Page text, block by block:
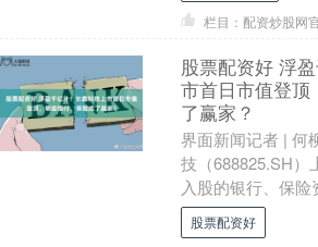
栏目：配资炒股网
股票配资好 浮
市首日市值登顶
了赢家？
界面新闻记者 | 何
技（688825.SH）
入股的银行、保险
满”。 7月27日，长
股票配资好